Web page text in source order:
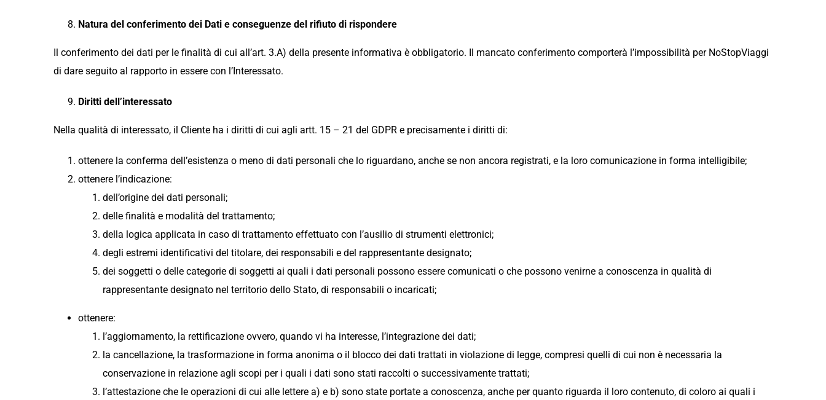
Natura del conferimento dei Dati e conseguenze del rifiuto di rispondere
Il conferimento dei dati per le finalità di cui all’art. 3.A) della presente informativa è obbligatorio. Il mancato conferimento comporterà l’impossibilità per NoStopViaggi
di dare seguito al rapporto in essere con l’Interessato.
Diritti dell’interessato
Nella qualità di interessato, il Cliente ha i diritti di cui agli artt. 15 – 21 del GDPR e precisamente i diritti di:
ottenere la conferma dell’esistenza o meno di dati personali che lo riguardano, anche se non ancora registrati, e la loro comunicazione in forma intelligibile;
ottenere l’indicazione:
dell’origine dei dati personali;
delle finalità e modalità del trattamento;
della logica applicata in caso di trattamento effettuato con l’ausilio di strumenti elettronici;
degli estremi identificativi del titolare, dei responsabili e del rappresentante designato;
dei soggetti o delle categorie di soggetti ai quali i dati personali possono essere comunicati o che possono venirne a conoscenza in qualità di
rappresentante designato nel territorio dello Stato, di responsabili o incaricati;
ottenere:
l’aggiornamento, la rettificazione ovvero, quando vi ha interesse, l’integrazione dei dati;
la cancellazione, la trasformazione in forma anonima o il blocco dei dati trattati in violazione di legge, compresi quelli di cui non è necessaria la
conservazione in relazione agli scopi per i quali i dati sono stati raccolti o successivamente trattati;
l’attestazione che le operazioni di cui alle lettere a) e b) sono state portate a conoscenza, anche per quanto riguarda il loro contenuto, di coloro ai quali i